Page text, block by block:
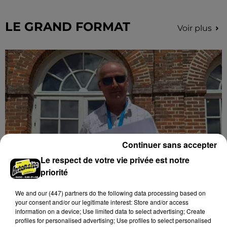
LE GRAND FORMAT Voir plus
Stars'Terre 2026 : Philippe Palmieri dévoile
les ambitions d'un...
À quelques semaines de la première édition de
Stars'Terre, organisée du 18 au 20 septembre 2026 au
Le respect de votre vie privée est notre
priorité
We and our (447) partnersdo the following data processing based on
your consent and/or our legitimate interest: Store and/or access
information on a device; Use limited data to select advertising; Create
profiles for personalised advertising; Use profiles to select personalised
Continuer sans accepter